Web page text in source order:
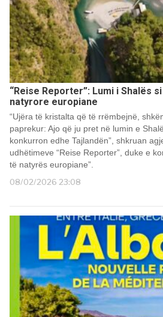
“Reise Reporter”: Lumi i Shalës
natyrore europiane
“Ujëra të kristalta që të rrëmbejnë,
paprekur: Ajo që ju pret në lumin e
konkurron edhe Tajlandën”, shkruan
udhëtimeve “Reise Reporter”, duke e
të natyrës europiane”.
08/02/2026 23:08